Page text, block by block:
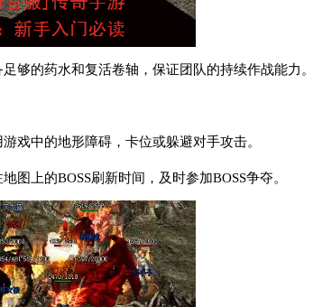
够的药水和复活卷轴，保证团队的持续作战能力。
戏中的地形障碍，卡位或躲避对手攻击。
图上的BOSS刷新时间，及时参加BOSS争夺。